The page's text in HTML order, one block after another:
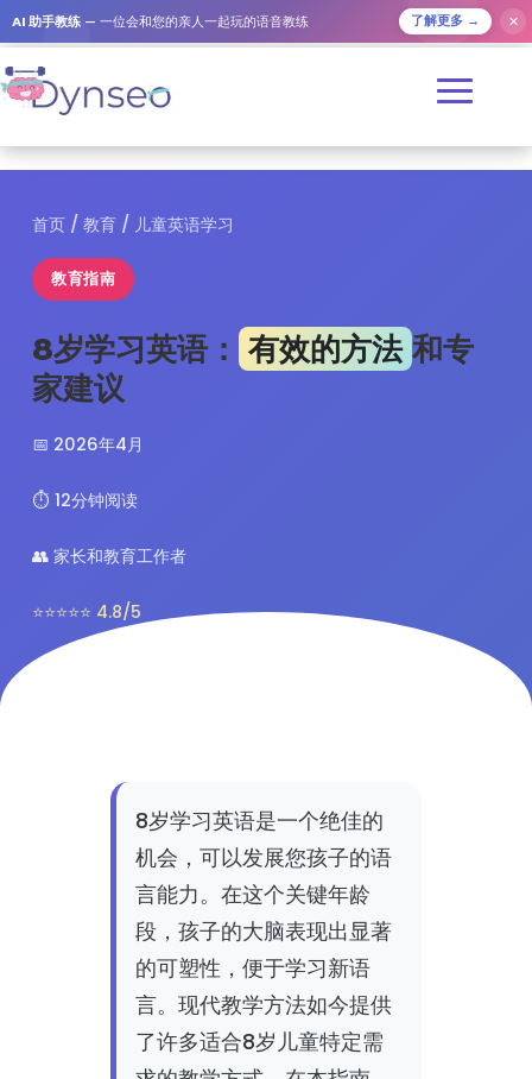
AI 助手教练 — 一位会和您的亲人一起玩的语音教练 了解更多 → ✕
首页 / 教育 / 儿童英语学习
教育指南
8岁学习英语： 有效的方法 和专
家建议
📅 2026年4月
⏱️ 12分钟阅读
👥 家长和教育工作者
⭐⭐⭐⭐⭐ 4.8/5
8岁学习英语是一个绝佳的
机会，可以发展您孩子的语
言能力。在这个关键年龄
段，孩子的大脑表现出显著
的可塑性，便于学习新语
言。现代教学方法如今提供
了许多适合8岁儿童特定需